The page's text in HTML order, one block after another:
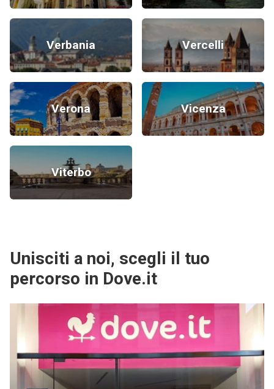
Verbania Vercelli
Verona Vicenza
Viterbo
Unisciti a noi, scegli il tuo
percorso in Dove.it